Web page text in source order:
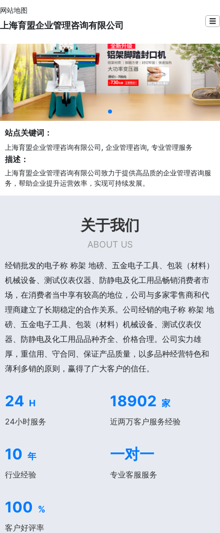
网站地图
上海育盟企业管理咨询有限公司 ☰
站点关键词：
上海育盟企业管理咨询有限公司, 企业管理咨询, 专业管理服务
描述：
上海育盟企业管理咨询有限公司致力于提供高品质的企业管理咨询服
务，帮助企业提升运营效率，实现可持续发展。
关于我们
ABOUT US
经销批发的电子称 称架 地磅、五金电子工具、包装（材料）
机械设备、测试仪表仪器、防静电及化工用品畅销消费者市
场，在消费者当中享有较高的地位，公司与多家零售商和代
理商建立了长期稳定的合作关系。公司经销的电子称 称架 地
磅、五金电子工具、包装（材料）机械设备、测试仪表仪
器、防静电及化工用品品种齐全、价格合理。公司实力雄
厚，重信用、守合同、保证产品质量，以多品种经营特色和
薄利多销的原则，赢得了广大客户的信任。
24 H
24小时服务
18902 家
近两万客户服务经验
10 年
行业经验
一对一
专业客服服务
100 %
客户好评率